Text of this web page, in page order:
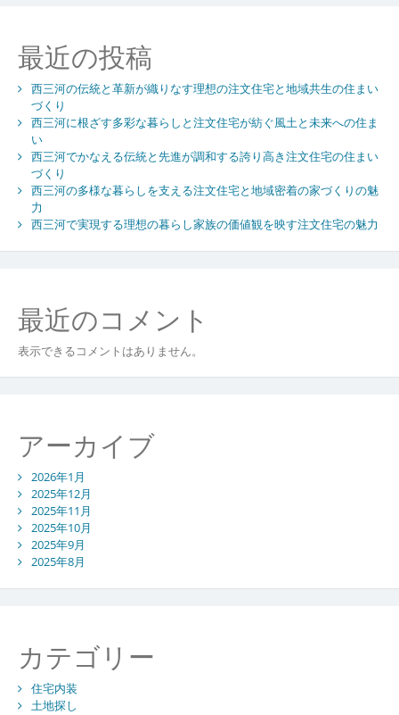
ョ
ン
最近の投稿
西三河の伝統と革新が織りなす理想の注文住宅と地域共生の住まい
づくり
西三河に根ざす多彩な暮らしと注文住宅が紡ぐ風土と未来への住ま
い
西三河でかなえる伝統と先進が調和する誇り高き注文住宅の住まい
づくり
西三河の多様な暮らしを支える注文住宅と地域密着の家づくりの魅
力
西三河で実現する理想の暮らし家族の価値観を映す注文住宅の魅力
最近のコメント
表示できるコメントはありません。
アーカイブ
2026年1月
2025年12月
2025年11月
2025年10月
2025年9月
2025年8月
カテゴリー
住宅内装
土地探し